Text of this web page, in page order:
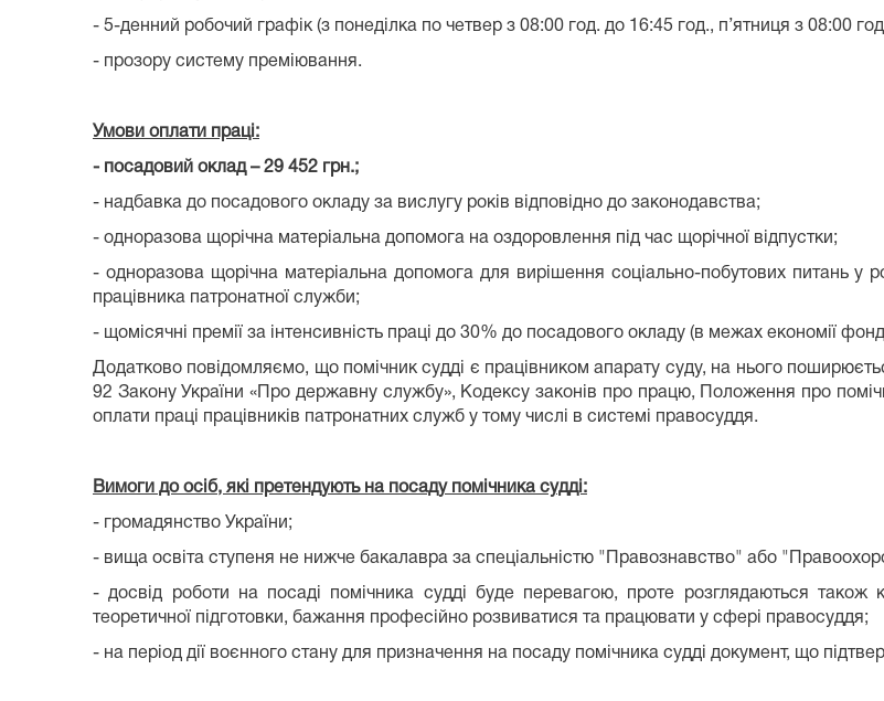
- 5-денний робочий графік (з понеділка по четвер з 08:00 год. до 16:45 год., п’ятниця з 08:00
- прозору систему преміювання.
Умови оплати праці:
- посадовий оклад – 29 452 грн.;
- надбавка до посадового окладу за вислугу років відповідно до законодавства;
- одноразова щорічна матеріальна допомога на оздоровлення під час щорічної відпустки;
- одноразова щорічна матеріальна допомога для вирішення соціально-побутових питань у
працівника патронатної служби;
- щомісячні премії за інтенсивність праці до 30% до посадового окладу (в межах економії
Додатково повідомляємо, що помічник судді є працівником апарату суду, на нього
92 Закону України «Про державну службу», Кодексу законів про працю, Положення про
оплати праці працівників патронатних служб у тому числі в системі правосуддя.
Вимоги до осіб, які претендують на посаду помічника судді:
- громадянство України;
- вища освіта ступеня не нижче бакалавра за спеціальністю "Правознавство" або
- досвід роботи на посаді помічника судді буде перевагою, проте розглядаються також
теоретичної підготовки, бажання професійно розвиватися та працювати у сфері правосуддя;
- на період дії воєнного стану для призначення на посаду помічника судді документ, що